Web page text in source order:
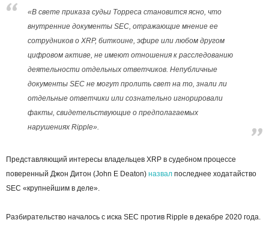
«В свете приказа судьи Торреса становится ясно, что
внутренние документы SEC, отражающие мнение ее
сотрудников о XRP, биткоине, эфире или любом другом
цифровом активе, не имеют отношения к расследованию
деятельности отдельных ответчиков. Непубличные
документы SEC не могут пролить свет на то, знали ли
отдельные ответчики или сознательно игнорировали
факты, свидетельствующие о предполагаемых
нарушениях Ripple».
Представляющий интересы владельцев XRP в судебном процессе
поверенный Джон Дитон (John E Deaton) назвал последнее ходатайство
SEC «крупнейшим в деле».
Разбирательство началось с иска SEC против Ripple в декабре 2020 года.